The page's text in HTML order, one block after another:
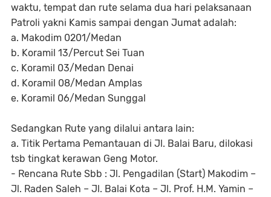
waktu, tempat dan rute selama dua hari pelaksanaan
Patroli yakni Kamis sampai dengan Jumat adalah:
a. Makodim 0201/Medan
b. Koramil 13/Percut Sei Tuan
c. Koramil 03/Medan Denai
d. Koramil 08/Medan Amplas
e. Koramil 06/Medan Sunggal
Sedangkan Rute yang dilalui antara lain:
a. Titik Pertama Pemantauan di Jl. Balai Baru, dilokasi
tsb tingkat kerawan Geng Motor.
- Rencana Rute Sbb : Jl. Pengadilan (Start) Makodim –
Jl. Raden Saleh – Jl. Balai Kota – Jl. Prof. H.M. Yamin –